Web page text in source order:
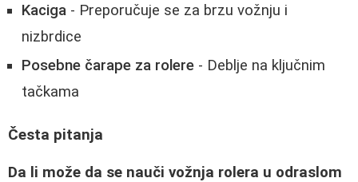
Kaciga - Preporučuje se za brzu vožnju i
nizbrdice
Posebne čarape za rolere - Deblje na ključnim
tačkama
Česta pitanja
Da li može da se nauči vožnja rolera u odraslom